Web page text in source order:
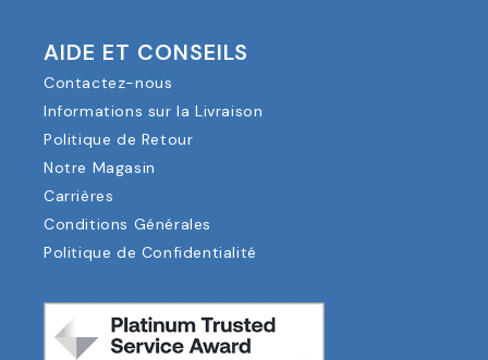
AIDE ET CONSEILS
Contactez-nous
Informations sur la Livraison
Politique de Retour
Notre Magasin
Carrières
Conditions Générales
Politique de Confidentialité